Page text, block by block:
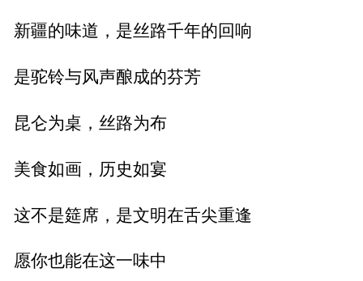
新疆的味道，是丝路千年的回响
是驼铃与风声酿成的芬芳
昆仑为桌，丝路为布
美食如画，历史如宴
这不是筵席，是文明在舌尖重逢
愿你也能在这一味中